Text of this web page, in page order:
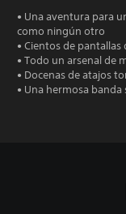
• Una aventura para
como ningún otro
• Cientos de
• Todo un arsenal de
• Docenas de atajos
• Una hermosa